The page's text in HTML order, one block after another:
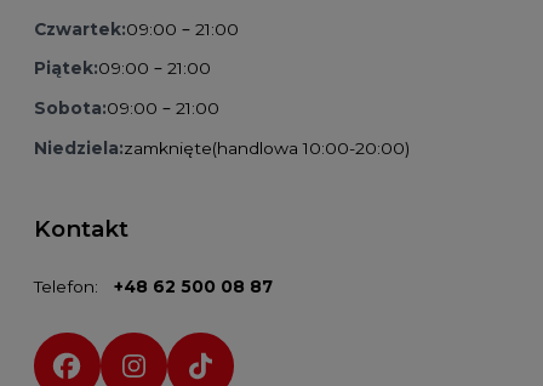
Czwartek:09:00 – 21:00
Piątek:09:00 – 21:00
Sobota:09:00 – 21:00
Niedziela:zamknięte(handlowa 10:00-20:00)
Kontakt
Telefon: +48 62 500 08 87
Social media: